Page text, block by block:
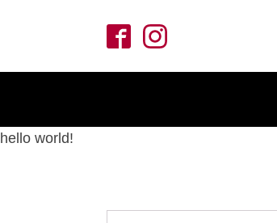
hello world!